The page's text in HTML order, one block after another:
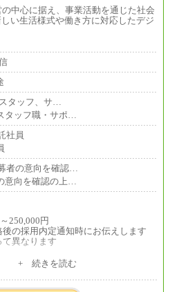
サービス ※2027年新卒募集終了
～194,000円＋地域手当
リアサイトよりご確認ください。
ベーション(株)
～242,600円＋地域手当
リアサイトよりご確認ください。
ス＞
トランスフォーム
185,000～195,000円
リアサイトよりご確認ください。
ッシング ※2027年新卒募集終了
円
以上
以上
以上
万円
25万円
48万円
以上
円〜月給400,000円
以上
以上
以上
中心に据え、事業活動を通じた社会
い生活様式や働き方に対応したデジ
タッフ、サ…
タッフ職・サポ…
社員
者の意向を確認…
意向を確認の上…
250,000円
の採用内定通知時にお伝えします
異なります
250,000円
+ 続きを読む